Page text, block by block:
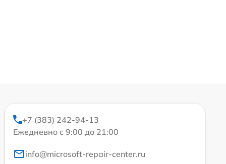
+7 (383) 242-94-13
Ежедневно с 9:00 до 21:00
info@microsoft-repair-center.ru